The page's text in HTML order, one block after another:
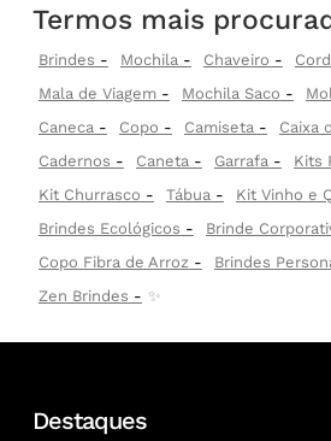
Termos mais
Brindes Mochila Chaveiro
Mala de Viagem
Mochila Saco
Caneca
Copo Camiseta Caixa
Cadernos
Caneta Garrafa
Kits
Kit Churrasco
Tábua
Kit Vinho e
Brindes Ecológicos
Brinde
Copo Fibra de Arroz
Brindes
Zen Brindes
✨
Destaques